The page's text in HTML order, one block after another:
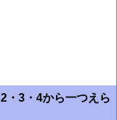
・3・4から一つえら